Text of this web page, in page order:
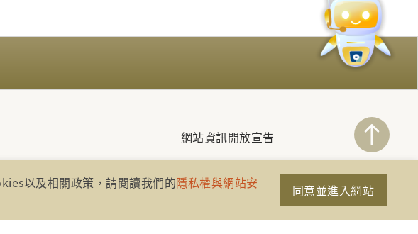
網站資訊開放宣告
以及相關政策，請閱讀我們的隱私權與網站安
同意並進入網站